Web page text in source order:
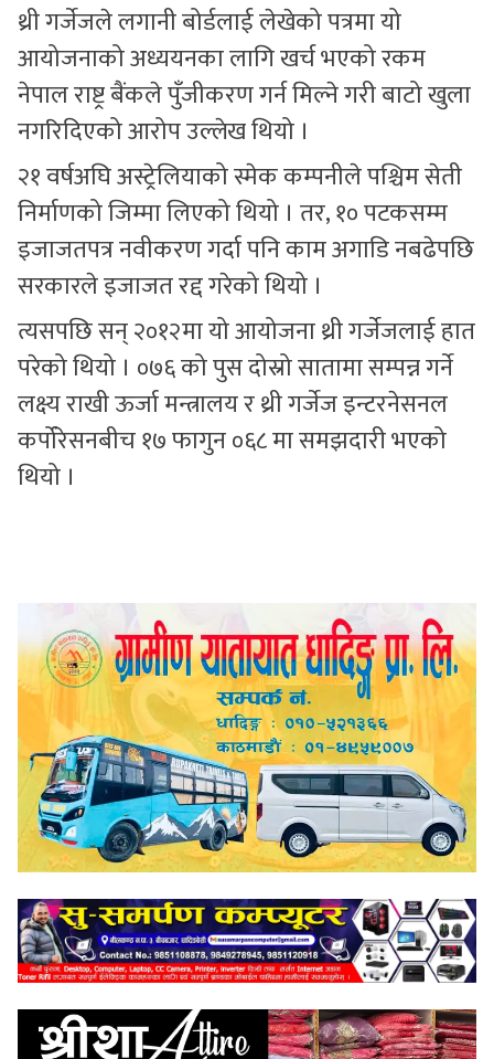
थ्री गर्जेजले लगानी बोर्डलाई लेखेको पत्रमा यो
आयोजनाको अध्ययनका लागि खर्च भएको रकम
नेपाल राष्ट्र बैंकले पुँजीकरण गर्न मिल्ने गरी बाटो खुला
नगरिदिएको आरोप उल्लेख थियो ।
२१ वर्षअघि अस्ट्रेलियाको स्मेक कम्पनीले पश्चिम सेती
निर्माणको जिम्मा लिएको थियो । तर, १० पटकसम्म
इजाजतपत्र नवीकरण गर्दा पनि काम अगाडि नबढेपछि
सरकारले इजाजत रद्द गरेको थियो ।
त्यसपछि सन् २०१२मा यो आयोजना थ्री गर्जेजलाई हात
परेको थियो । ०७६ को पुस दोस्रो सातामा सम्पन्न गर्ने
लक्ष्य राखी ऊर्जा मन्त्रालय र थ्री गर्जेज इन्टरनेसनल
कर्पोरेसनबीच १७ फागुन ०६८ मा समझदारी भएको
थियो ।